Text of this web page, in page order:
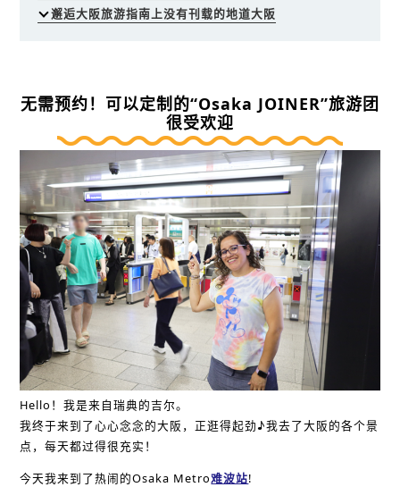
邂逅大阪旅游指南上没有刊载的地道大阪
无需预约！可以定制的“Osaka JOINER”旅游团
很受欢迎
Hello！我是来自瑞典的吉尔。
我终于来到了心心念念的大阪，正逛得起劲♪我去了大阪的各个景
点，每天都过得很充实！
今天我来到了热闹的Osaka Metro难波站!